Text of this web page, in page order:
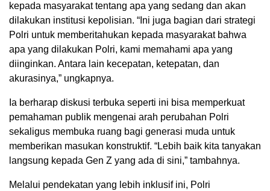
kepada masyarakat tentang apa yang sedang dan akan
dilakukan institusi kepolisian. “Ini juga bagian dari strategi
Polri untuk memberitahukan kepada masyarakat bahwa
apa yang dilakukan Polri, kami memahami apa yang
diinginkan. Antara lain kecepatan, ketepatan, dan
akurasinya,” ungkapnya.
Ia berharap diskusi terbuka seperti ini bisa memperkuat
pemahaman publik mengenai arah perubahan Polri
sekaligus membuka ruang bagi generasi muda untuk
memberikan masukan konstruktif. “Lebih baik kita tanyakan
langsung kepada Gen Z yang ada di sini,” tambahnya.
Melalui pendekatan yang lebih inklusif ini, Polri